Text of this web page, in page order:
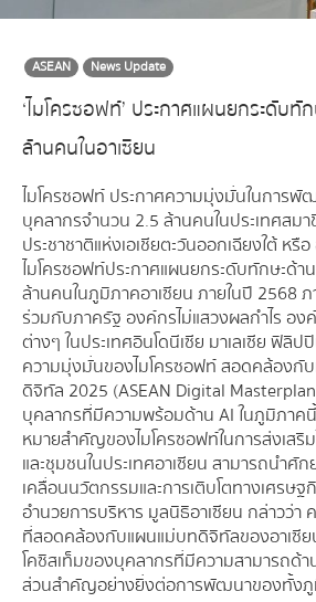
ASEAN News Update
‘ไมโครซอฟท์’ ประกาศแผนยกระดับทั
ล้านคนในอาเซียน
ไมโครซอฟท์ ประกาศความมุ่งมั่นในการพั
บุคลากรจำนวน 2.5 ล้านคนในประเทศสม
ประชาชาติแห่งเอเชียตะวันออกเฉียงใต้ หรื
ไมโครซอฟท์ ประกาศแผนยกระดับทักษะด้า
ล้านคนในภูมิภาคอาเซียน ภายในปี 2568 ภ
ร่วมกับภาครัฐ องค์กรไม่แสวงผลกำไร อ
ต่างๆ ในประเทศอินโดนีเซีย มาเลเซีย ฟิลิป
ความมุ่งมั่นของไมโครซอฟท์ สอดคล้องกั
ดิจิทัล 2025 (ASEAN Digital
บุคลากรที่มีความพร้อมด้าน AI ในภูมิภาค
หมายสำคัญของไมโครซอฟท์ในการส่งเส
และชุมชนในประเทศอาเซียน สามารถนำศั
เคลื่อนนวัตกรรมและการเติบโตทางเศรษ
อำนวยการบริหาร มูลนิธิอาเซียน กล่าวว่
ที่สอดคล้องกับแผนแม่บทดิจิทัลของอาเซีย
โคซิสเท็มของบุคลากรที่มีความสามารถด้
ส่วนสำคัญอย่างยิ่งต่อการพัฒนาของทั้ง